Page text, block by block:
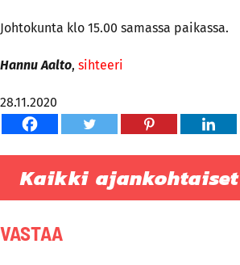
Johtokunta klo 15.00 samassa paikassa.
Hannu Aalto, sihteeri
28.11.2020
Kaikki ajankohtaiset
VASTAA